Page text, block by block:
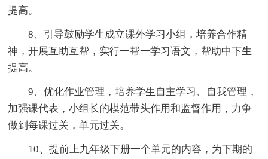
提高。
8、引导鼓励学生成立课外学习小组，培养合作精
神，开展互助互帮，实行一帮一学习语文，帮助中下生
提高。
9、优化作业管理，培养学生自主学习、自我管理，
加强课代表，小组长的模范带头作用和监督作用，力争
做到每课过关，单元过关。
10、提前上九年级下册一个单元的内容，为下期的